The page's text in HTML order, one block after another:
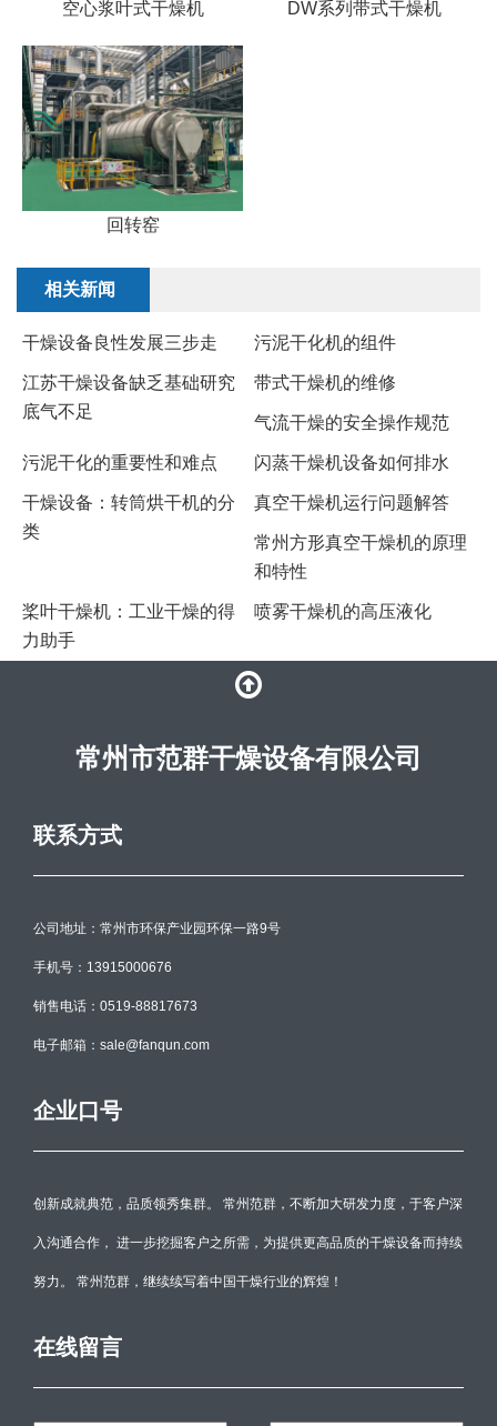
空心浆叶式干燥机 DW系列带式干燥机
回转窑
相关新闻
干燥设备良性发展三步走 ​污泥干化机的组件
江苏干燥设备缺乏基础研究
底气不足
带式干燥机的维修
气流干燥的安全操作规范
污泥干化的重要性和难点 闪蒸干燥机设备如何排水
干燥设备：转筒烘干机的分
类
真空干燥机运行问题解答
常州方形真空干燥机的原理
和特性
桨叶干燥机：工业干燥的得
力助手
喷雾干燥机的高压液化
常州市范群干燥设备有限公司
联系方式
公司地址：常州市环保产业园环保一路9号
手机号：13915000676
销售电话：0519-88817673
电子邮箱：sale@fanqun.com
企业口号
创新成就典范，品质领秀集群。 常州范群，不断加大研发力度，于客户深
入沟通合作， 进一步挖掘客户之所需，为提供更高品质的干燥设备而持续
努力。 常州范群，继续续写着中国干燥行业的辉煌！
在线留言